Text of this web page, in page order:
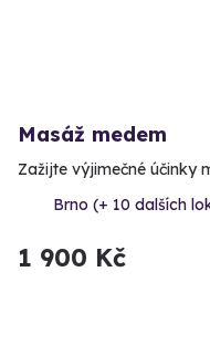
Masáž medem
Zažijte výjimečné účinky
Brno (+ 10 dalších
1 900 Kč